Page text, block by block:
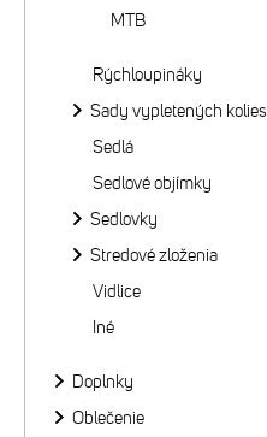
MTB
Rýchloupináky
Sady vypletených kolies
Sedlá
Sedlové objímky
Sedlovky
Stredové zloženia
Vidlice
Iné
Doplnky
Oblečenie